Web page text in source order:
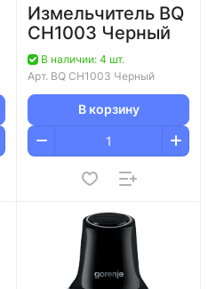
Измельчитель BQ
CH1003 Черный
В наличии: 4 шт.
Арт. BQ CH1003 Черный
В корзину